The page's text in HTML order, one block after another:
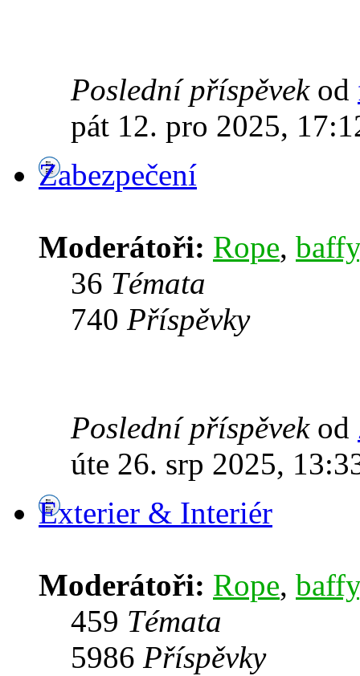
Poslední příspěvekod
pát 12. pro 2025,
Zabezpečení
Moderátoři: Rope, baffy
36 Témata
740 Příspěvky
Poslední příspěvekod
úte 26. srp 2025,
Exterier & Interiér
Moderátoři: Rope, baffy
459 Témata
5986 Příspěvky